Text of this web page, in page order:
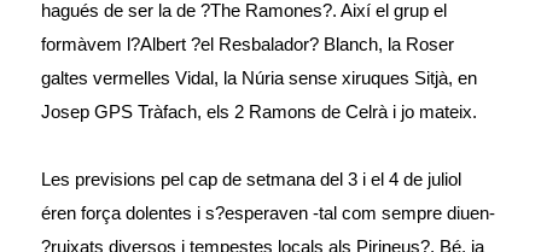
hagués de ser la de ?The Ramones?. Així el grup el
formàvem l?Albert ?el Resbalador? Blanch, la Roser
galtes vermelles Vidal, la Núria sense xiruques Sitjà, en
Josep GPS Tràfach, els 2 Ramons de Celrà i jo mateix.
Les previsions pel cap de setmana del 3 i el 4 de juliol
éren força dolentes i s?esperaven -tal com sempre diuen-
?ruixats diversos i tempestes locals als Pirineus?. Bé, ja